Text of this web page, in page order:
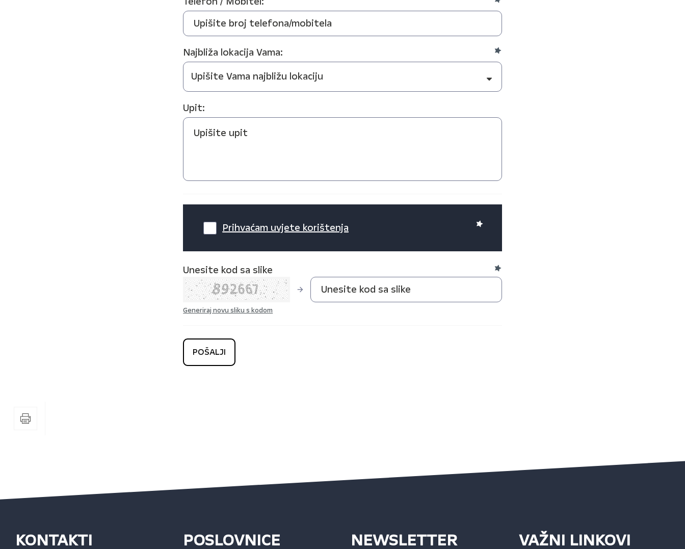
Najbliža lokacija Vama:
Upit:
Prihvaćam uvjete korištenja
Generiraj novu sliku s kodom
Unesite kod sa slike
KONTAKTI POSLOVNICE NEWSLETTER VAŽNI LINKOVI